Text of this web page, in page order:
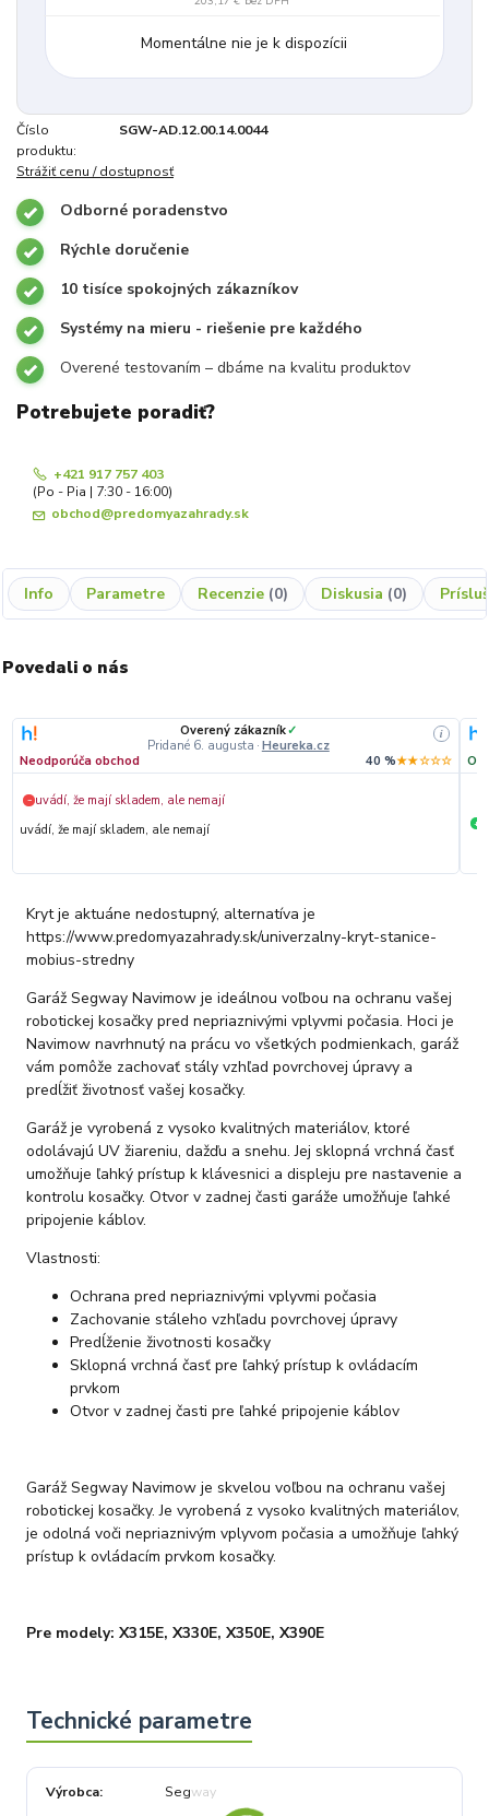
Momentálne nie je k dispozícii
Číslo
produktu:
SGW-AD.12.00.14.0044
Strážiť cenu / dostupnosť
Odborné poradenstvo
Rýchle doručenie
10 tisíce spokojných zákazníkov
Systémy na mieru - riešenie pre každého
Overené testovaním – dbáme na kvalitu produktov
Potrebujete poradiť?
+421 917 757 403
(Po - Pia | 7:30 - 16:00)
obchod@predomyazahrady.sk
Info Parametre Recenzie 0 Diskusia 0
Povedali o nás
Overený zákazník✓
Pridané 6. augusta · Heureka.cz
i
Neodporúča obchod 40 %★★☆☆☆
− uvádí, že mají skladem, ale nemají
uvádí, že mají skladem, ale nemají
+
Kryt je aktuáne nedostupný, alternatíva je
https://www.predomyazahrady.sk/univerzalny-kryt-stanice-
mobius-stredny
Garáž Segway Navimow je ideálnou voľbou na ochranu vašej
robotickej kosačky pred nepriaznivými vplyvmi počasia. Hoci je
Navimow navrhnutý na prácu vo všetkých podmienkach, garáž
vám pomôže zachovať stály vzhľad povrchovej úpravy a
predĺžiť životnosť vašej kosačky.
Garáž je vyrobená z vysoko kvalitných materiálov, ktoré
odolávajú UV žiareniu, dažďu a snehu. Jej sklopná vrchná časť
umožňuje ľahký prístup k klávesnici a displeju pre nastavenie a
kontrolu kosačky. Otvor v zadnej časti garáže umožňuje ľahké
pripojenie káblov.
Vlastnosti:
Ochrana pred nepriaznivými vplyvmi počasia
Zachovanie stáleho vzhľadu povrchovej úpravy
Predĺženie životnosti kosačky
Sklopná vrchná časť pre ľahký prístup k ovládacím
prvkom
Otvor v zadnej časti pre ľahké pripojenie káblov
Garáž Segway Navimow je skvelou voľbou na ochranu vašej
robotickej kosačky. Je vyrobená z vysoko kvalitných materiálov,
je odolná voči nepriaznivým vplyvom počasia a umožňuje ľahký
prístup k ovládacím prvkom kosačky.
Pre modely: X315E, X330E, X350E, X390E
Výrobca Segway